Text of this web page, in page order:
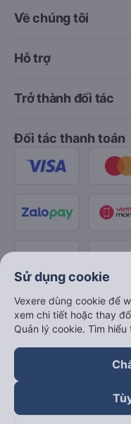
Về chúng tôi
Hỗ trợ
Trở thành đối tác
Đối tác thanh toán
Sử dụng cookie
Vexere dùng cookie để
xem chi tiết hoặc thay
Quản lý cookie. Tìm hiểu